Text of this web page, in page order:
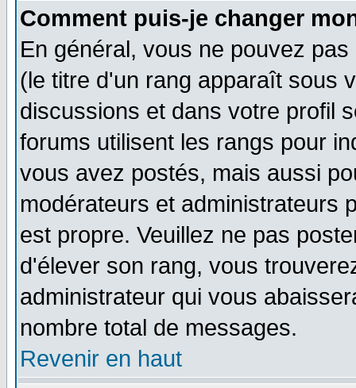
Comment puis-je changer
En général, vous ne pouvez
(le titre d'un rang apparaît sous
discussions et dans votre profil
forums utilisent les rangs pour
vous avez postés, mais aussi
modérateurs et administrateurs
est propre. Veuillez ne pas
d'élever son rang, vous
administrateur qui vous
nombre total de messages.
Revenir en haut